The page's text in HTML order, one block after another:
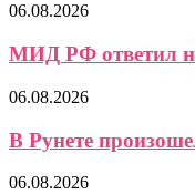
06.08.2026
МИД РФ ответил
06.08.2026
В Рунете
06.08.2026